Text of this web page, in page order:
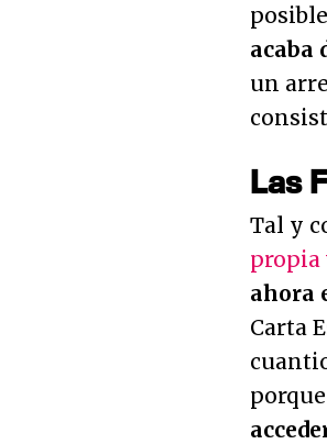
acaba
un
Las
Tal y
propia
ahora
Carta
porque